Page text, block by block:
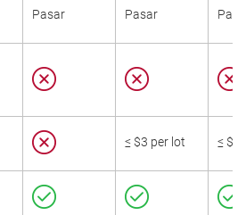
Pasar Pasar
≤ $3 per lot ≤ $2